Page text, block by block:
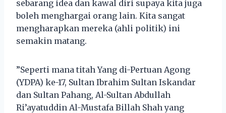
sebarang idea dan kawal diri supaya kita juga
boleh menghargai orang lain. Kita sangat
mengharapkan mereka (ahli politik) ini
semakin matang.
”Seperti mana titah Yang di-Pertuan Agong
(YDPA) ke-17, Sultan Ibrahim Sultan Iskandar
dan Sultan Pahang, Al-Sultan Abdullah
Ri’ayatuddin Al-Mustafa Billah Shah yang